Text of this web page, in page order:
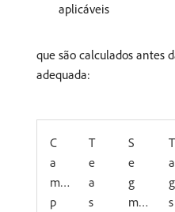
aplicáveis
que são calculados antes
adequada:
C
a
m
p
T
e
a
s
S
e
g
m
T
a
g
s